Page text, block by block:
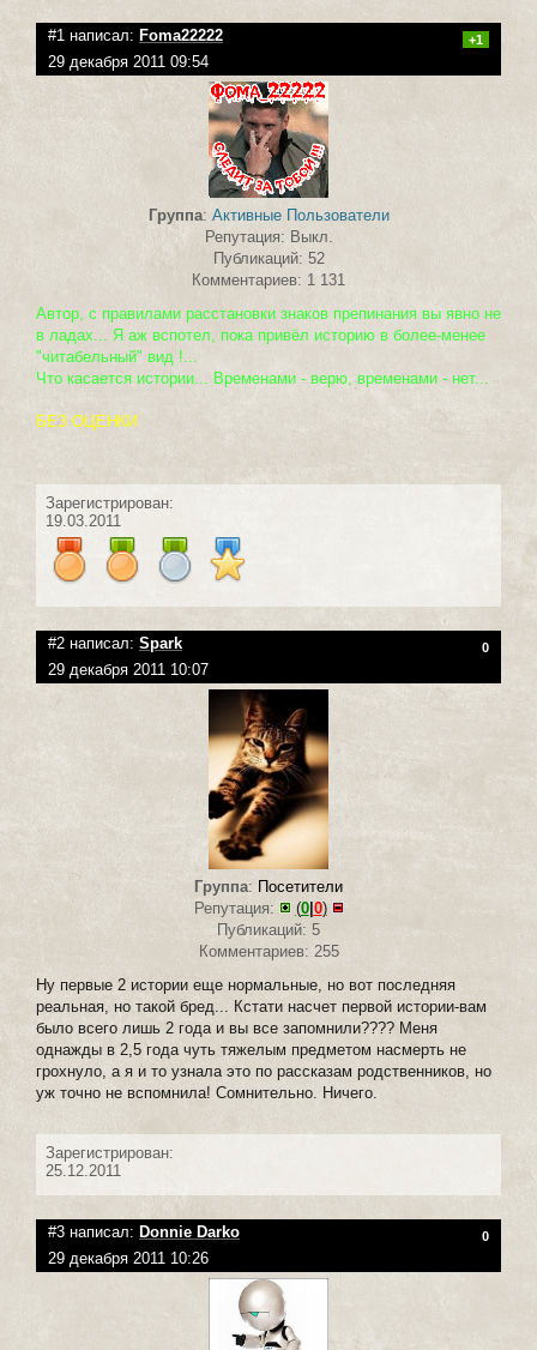
#1 написал: Foma22222 +1
29 декабря 2011 09:54
Группа: Активные Пользователи
Репутация: Выкл.
Публикаций: 52
Комментариев: 1 131
Автор, с правилами расстановки знаков препинания вы явно не
в ладах... Я аж вспотел, пока привёл историю в более-менее
"читабельный" вид !...
Что касается истории... Временами - верю, временами - нет...
БЕЗ ОЦЕНКИ
Зарегистрирован:
19.03.2011
#2 написал: Spark 0
29 декабря 2011 10:07
Группа: Посетители
Репутация:
(0| 0)
Публикаций: 5
Комментариев: 255
Ну первые 2 истории еще нормальные, но вот последняя
реальная, но такой бред... Кстати насчет первой истории-вам
было всего лишь 2 года и вы все запомнили???? Меня
однажды в 2,5 года чуть тяжелым предметом насмерть не
грохнуло, а я и то узнала это по рассказам родственников, но
уж точно не вспомнила! Сомнительно. Ничего.
Зарегистрирован:
25.12.2011
#3 написал: Donnie Darko 0
29 декабря 2011 10:26